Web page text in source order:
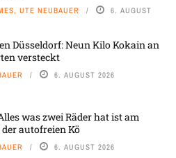
UTE NEUBAUER 6. AUGUST
Düsseldorf: Neun Kilo Kokain an
versteckt
6. AUGUST 2026
was zwei Räder hat ist am
autofreien Kö
6. AUGUST 2026